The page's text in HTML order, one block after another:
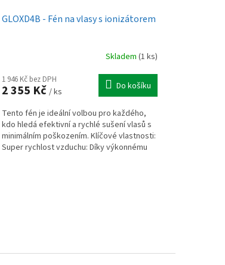
GLOXD4B - Fén na vlasy s ionizátorem
Skladem (1 ks)
1 946 Kč bez DPH
2 355 Kč / ks Do košíku
Tento fén je ideální volbou pro každého,
kdo hledá efektivní a rychlé sušení vlasů s
minimálním poškozením. Klíčové vlastnosti:
Super rychlost vzduchu: Díky výkonnému